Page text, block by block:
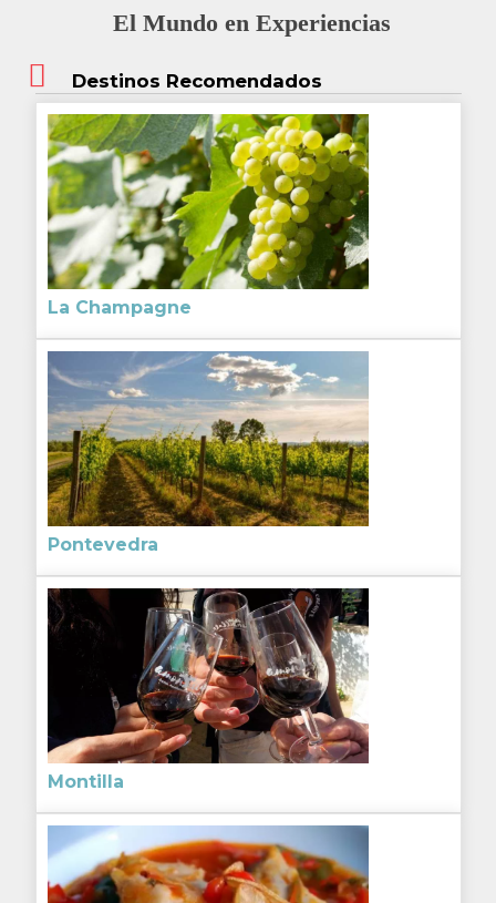
El Mundo en Experiencias
Destinos Recomendados
La Champagne
Pontevedra
Montilla